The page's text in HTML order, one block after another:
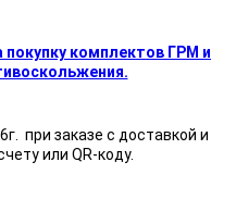
комплектов ГРМ и
при заказе с доставкой и
или QR-коду.